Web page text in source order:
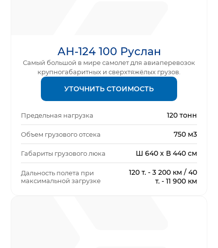
АН-124 100 Руслан
Самый большой в мире самолет для авиаперевозок
крупногабаритных и сверхтяжёлых грузов.
УТОЧНИТЬ СТОИМОСТЬ
Предельная нагрузка 120 тонн
Объем грузового отсека 750 м3
Габариты грузового люка Ш 640 х В 440 см
Дальность полета при
максимальной загрузке
120 т. - 3 200 км / 40
т. - 11 900 км